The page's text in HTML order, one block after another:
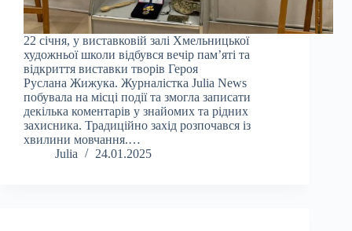
22 січня, у виставковій залі Хмельницької
художньої школи відбувся вечір памʼяті та
відкриття виставки творів Героя
Руслана Жижука. Журналістка Julia News
побувала на місці події та змогла записати
декілька коментарів у знайомих та рідних
захисника. Традиційно захід розпочався із
хвилини мовчання.…
Julia
24.01.2025